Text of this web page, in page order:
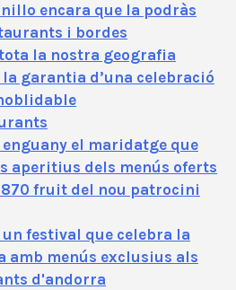
encara que la podràs
i bordes
la nostra geografia
la garantia d’una celebració
el maridatge que
aperitius dels menús oferts
fruit del nou patrocini
festival que celebra la
amb menús exclusius als
d'andorra